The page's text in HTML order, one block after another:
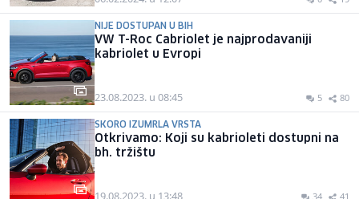
NIJE DOSTUPAN U BIH
VW T-Roc Cabriolet je najprodavaniji
kabriolet u Evropi
23.08.2023. u 08:45 5 80
SKORO IZUMRLA VRSTA
Otkrivamo: Koji su kabrioleti dostupni na
bh. tržištu
19.08.2023. u 13:48 34 41